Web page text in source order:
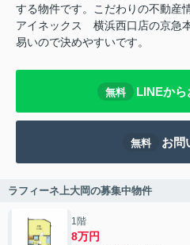
する物件です。こだわりの不動産
アイネックス 横浜西口店の京急
易いので決めやすいです。
無料 LINEから
無料 お問
ラフィーネ上大岡の募集中物件
1階
8万円